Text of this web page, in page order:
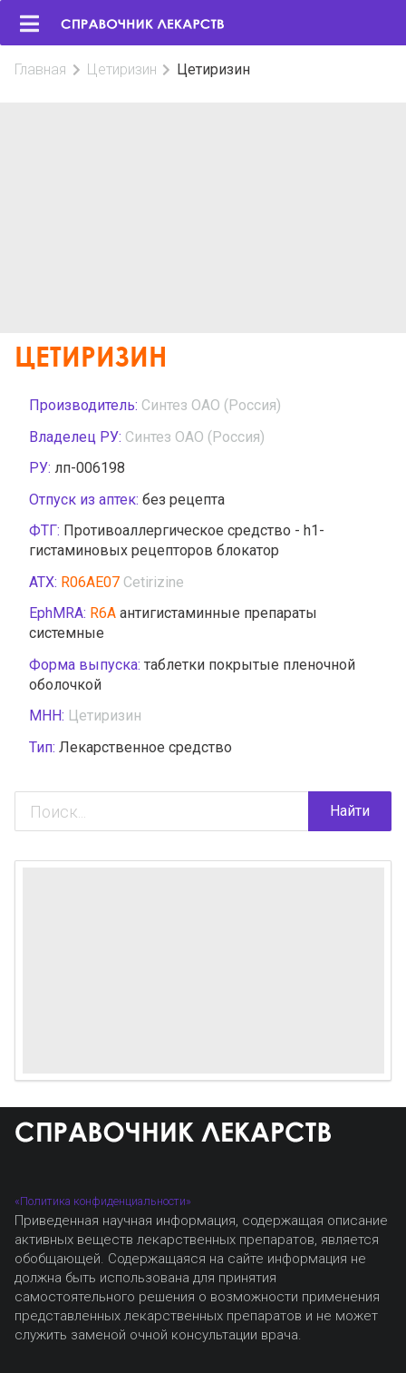
Главная Цетиризин Цетиризин
ЦЕТИРИЗИН
Производитель: Синтез ОАО (Россия)
Владелец РУ: Синтез ОАО (Россия)
РУ: лп-006198
Отпуск из аптек: без рецепта
ФТГ: Противоаллергическое средство - h1-
гистаминовых рецепторов блокатор
АТХ: R06AE07 Cetirizine
EphMRA: R6A антигистаминные препараты
системные
Форма выпуска: таблетки покрытые пленочной
оболочкой
МНН: Цетиризин
Тип: Лекарственное средство
Найти
«Политика конфиденциальности»
Приведенная научная информация, содержащая описание
активных веществ лекарственных препаратов, является
обобщающей. Содержащаяся на сайте информация не
должна быть использована для принятия
самостоятельного решения о возможности применения
представленных лекарственных препаратов и не может
служить заменой очной консультации врача.